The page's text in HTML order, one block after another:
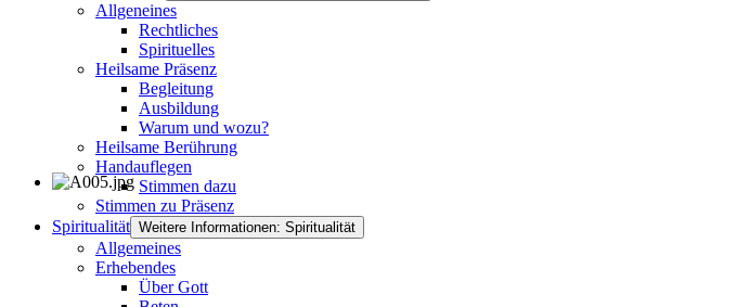
Allgeneines
Rechtliches
Spirituelles
Heilsame Präsenz
Begleitung
Ausbildung
Warum und wozu?
Heilsame Berührung
Handauflegen
Stimmen dazu
Stimmen zu Präsenz
Spiritualität Weitere Informationen: Spiritualität
Allgemeines
Erhebendes
Über Gott